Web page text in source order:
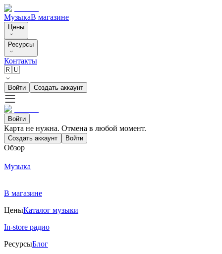
МузыкаВ магазине
Цены
Ресурсы
Контакты
🇷🇺
Войти Создать аккаунт
Войти
Карта не нужна. Отмена в любой момент.
Создать аккаунт Войти
Обзор
Музыка
В магазине
ЦеныКаталог музыки
In-store радио
РесурсыБлог